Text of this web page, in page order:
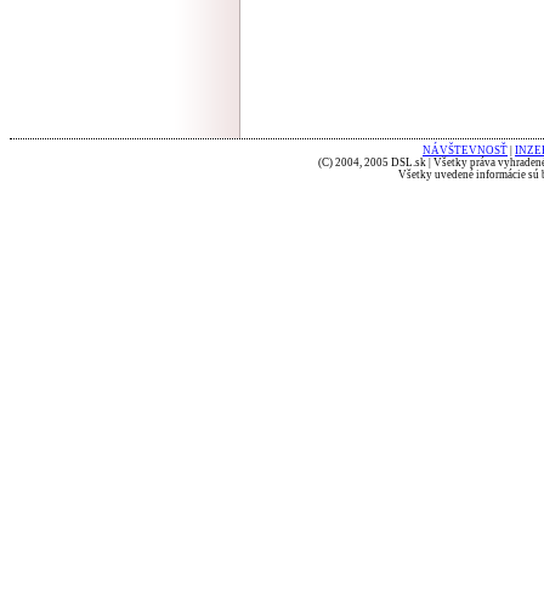
NÁVŠTEVNOSŤ
(C) 2004, 2005 DSL.sk | Všetky práva
Všetky uvedené informácie sú